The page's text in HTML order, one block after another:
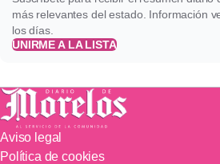
más relevantes del estado. Información
los días.
UNIRME A LA LISTA
Aviso legal
Política de cookies